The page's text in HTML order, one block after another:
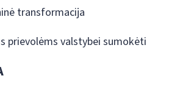
transformacija
prievolėms valstybei sumokėti